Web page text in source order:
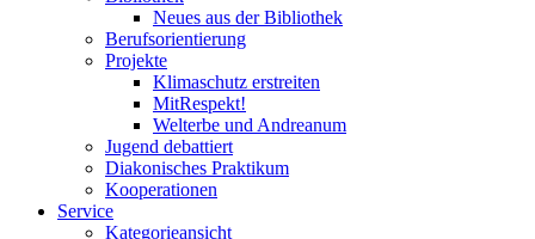
Neues aus der Bibliothek
Berufsorientierung
Projekte
Klimaschutz erstreiten
MitRespekt!
Welterbe und Andreanum
Jugend debattiert
Diakonisches Praktikum
Kooperationen
Service
Kategorieansicht